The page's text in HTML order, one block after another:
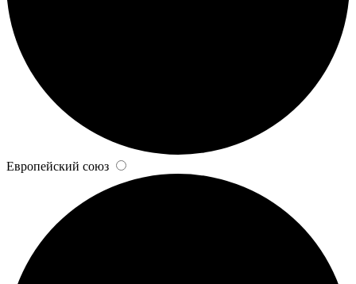
Европейский союз